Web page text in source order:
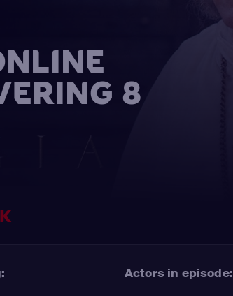
8
Actors in episode: